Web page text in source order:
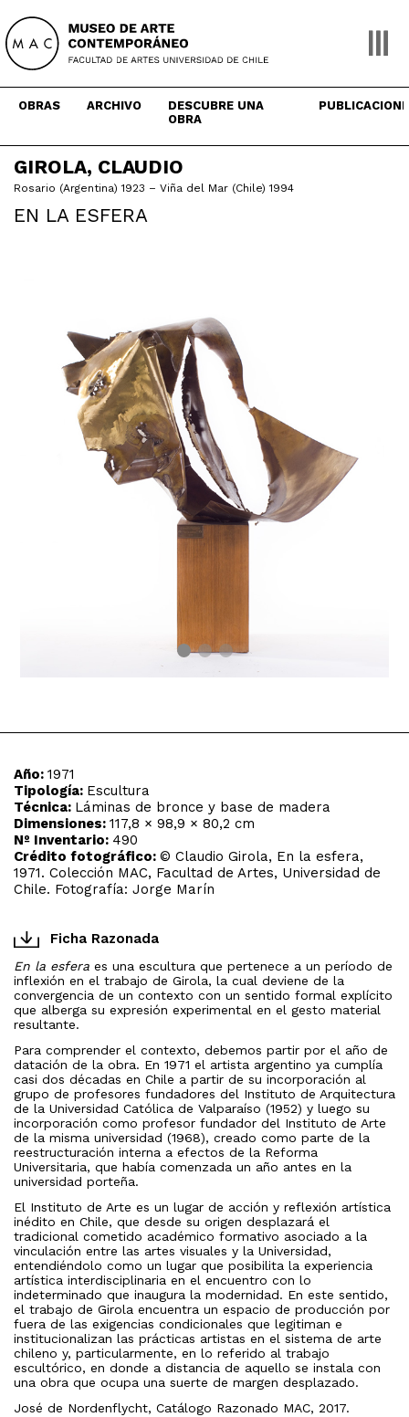
content
OBRAS ARCHIVO
DESCUBRE UNA
OBRA
GIROLA, CLAUDIO
Rosario (Argentina) 1923 – Viña del Mar (Chile) 1994
EN LA ESFERA
Año: 1971
Tipología: Escultura
Técnica: Láminas de bronce y base de madera
Dimensiones: 117,8 × 98,9 × 80,2 cm
Nº Inventario: 490
Crédito fotográfico: © Claudio Girola, En la esfera,
1971. Colección MAC, Facultad de Artes, Universidad de
Chile. Fotografía: Jorge Marín
Ficha Razonada
En la esfera es una escultura que pertenece a un período de
inflexión en el trabajo de Girola, la cual deviene de la
convergencia de un contexto con un sentido formal explícito
que alberga su expresión experimental en el gesto material
resultante.
Para comprender el contexto, debemos partir por el año de
datación de la obra. En 1971 el artista argentino ya cumplía
casi dos décadas en Chile a partir de su incorporación al
grupo de profesores fundadores del Instituto de Arquitectura
de la Universidad Católica de Valparaíso (1952) y luego su
incorporación como profesor fundador del Instituto de Arte
de la misma universidad (1968), creado como parte de la
reestructuración interna a efectos de la Reforma
Universitaria, que había comenzada un año antes en la
universidad porteña.
El Instituto de Arte es un lugar de acción y reflexión artística
inédito en Chile, que desde su origen desplazará el
tradicional cometido académico formativo asociado a la
vinculación entre las artes visuales y la Universidad,
entendiéndolo como un lugar que posibilita la experiencia
artística interdisciplinaria en el encuentro con lo
indeterminado que inaugura la modernidad. En este sentido,
el trabajo de Girola encuentra un espacio de producción por
fuera de las exigencias condicionales que legitiman e
institucionalizan las prácticas artistas en el sistema de arte
chileno y, particularmente, en lo referido al trabajo
escultórico, en donde a distancia de aquello se instala con
una obra que ocupa una suerte de margen desplazado.
José de Nordenflycht, Catálogo Razonado MAC, 2017.